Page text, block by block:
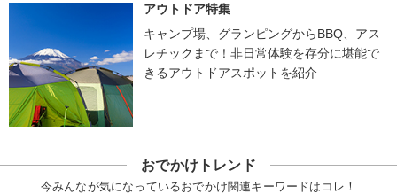
アウトドア特集
キャンプ場、グランピングからBBQ、アス
レチックまで！非日常体験を存分に堪能で
きるアウトドアスポットを紹介
おでかけトレンド
今みんなが気になっているおでかけ関連キーワードはコレ！